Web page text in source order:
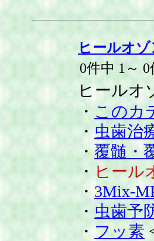
ヒールオ
0件中 1～ 0
ヒールオ
・ このカ
・虫歯治
・覆髄・
・ ヒール
・ 3Mix-
・ 虫歯予
・ フッ素